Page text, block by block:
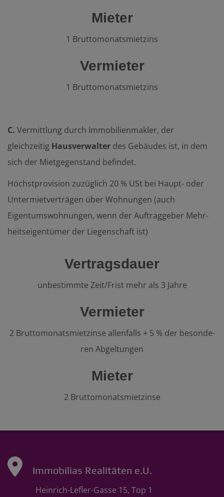
Mieter
1 Bruttomonatsmietzins
Vermieter
1 Bruttomonatsmietzins
C. Vermittlung durch Immobilienmakler, der
gleichzeitig Hausverwalter des Ge­bäu­des ist, in dem
sich der Mietgegenstand befindet.
Höchstprovision zuzüglich 20 % USt bei Haupt- oder
Untermietverträgen über Wohnungen (auch
Eigentumswohnungen, wenn der Auftraggeber Mehr­
heits­ei­gen­tü­mer der Liegenschaft ist)
Vertragsdauer
unbestimmte Zeit/Frist mehr als 3 Jahre
Vermieter
2 Bruttomonatsmietzinse allenfalls + 5 % der be­son­de­
ren Abgeltungen
Mieter
2 Bruttomonatsmietzinse
Immobilias Realitäten e.U.
Heinrich-Lefler-Gasse 15, Top 1